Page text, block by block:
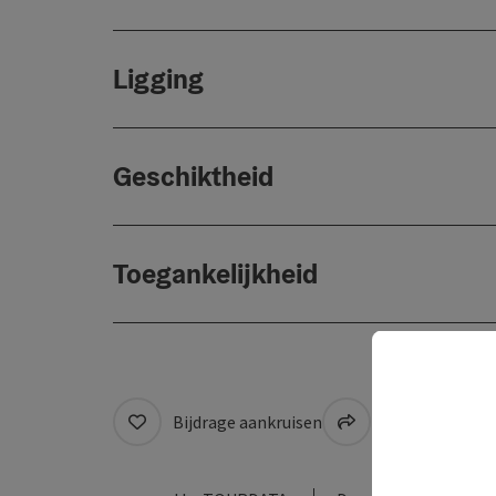
Ligging
Geschiktheid
Toegankelijkheid
Bijdrage aankruisen